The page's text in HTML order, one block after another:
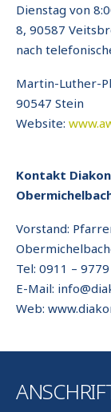
Dienstag von
8, 90587
nach
Martin-Luther-
90547 Stein
Website:
Kontakt
Vorstand:
Tel: 0911 –
E-Mail:
Web: